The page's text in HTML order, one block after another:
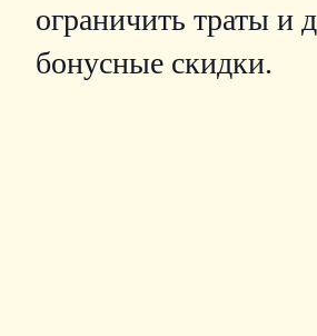
ограничить траты и
бонусные скидки.